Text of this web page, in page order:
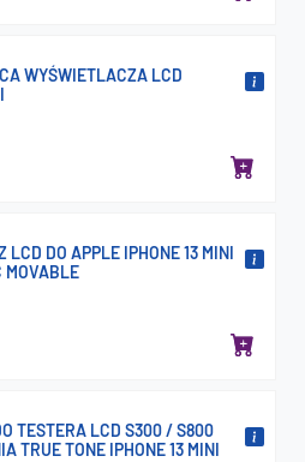
WYŚWIETLACZA LCD
LCD DO APPLE IPHONE 13 MINI
MOVABLE
TESTERA LCD S300 / S800
TRUE TONE IPHONE 13 MINI